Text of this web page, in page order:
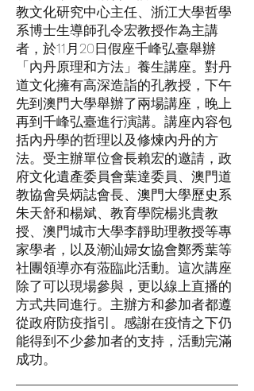
教文化研究中心主任、浙江大學哲學
系博士生導師孔令宏教授作為主講
者，於11月20日假座千峰弘臺舉辦
「內丹原理和方法」養生講座。對丹
道文化擁有高深造詣的孔教授，下午
先到澳門大學舉辦了兩場講座，晚上
再到千峰弘臺進行演講。講座內容包
括內丹學的哲理以及修煉內丹的方
法。受主辦單位會長賴宏的邀請，政
府文化遺產委員會葉達委員、澳門道
教協會吳炳誌會長、澳門大學歷史系
朱天舒和楊斌、教育學院楊兆貴教
授、澳門城市大學李靜助理教授等專
家學者，以及潮汕婦女協會鄭秀葉等
社團領導亦有蒞臨此活動。這次講座
除了可以現場參與，更以線上直播的
方式共同進行。主辦方和參加者都遵
從政府防疫指引。感謝在疫情之下仍
能得到不少參加者的支持，活動完滿
成功。